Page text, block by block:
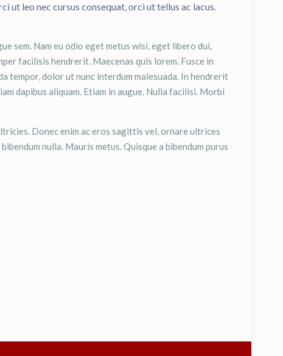
ut leo nec cursus consequat, orci ut tellus ac lacus.
sem. Nam eu odio eget metus wisi, eget libero dui,
facilisis hendrerit. Maecenas quis lorem. Fusce in
tempor, dolor ut nunc interdum malesuada. In hendrerit
dapibus aliquam. Etiam in augue. Nulla facilisi. Morbi
Donec enim ac eros sagittis vel, ornare ultrices
nulla. Mauris metus. Quisque a bibendum purus